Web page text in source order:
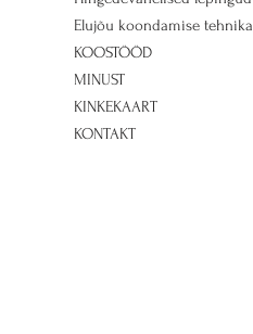
Elujõu koondamise tehnika
KOOSTÖÖD
MINUST
KINKEKAART
KONTAKT